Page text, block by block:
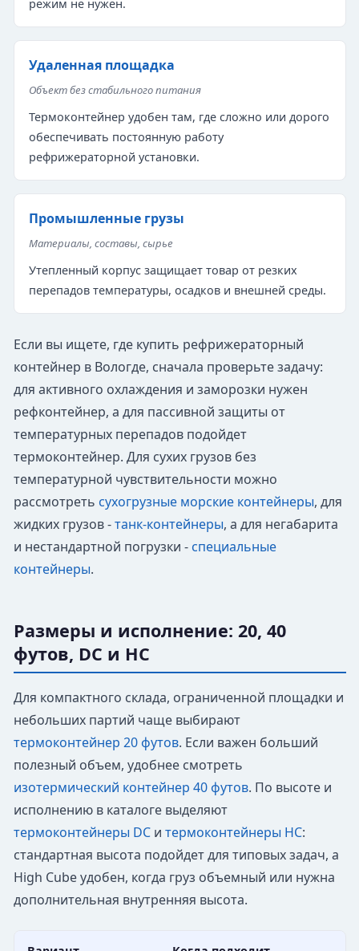
режим не нужен.
Удаленная площадка
Объект без стабильного питания
Термоконтейнер удобен там, где сложно или дорого
обеспечивать постоянную работу
рефрижераторной установки.
Промышленные грузы
Материалы, составы, сырье
Утепленный корпус защищает товар от резких
перепадов температуры, осадков и внешней среды.
Если вы ищете, где купить рефрижераторный
контейнер в Вологде, сначала проверьте задачу:
для активного охлаждения и заморозки нужен
рефконтейнер, а для пассивной защиты от
температурных перепадов подойдет
термоконтейнер. Для сухих грузов без
температурной чувствительности можно
рассмотреть сухогрузные морские контейнеры, для
жидких грузов -танк-контейнеры, а для негабарита
и нестандартной погрузки - специальные
контейнеры.
Размеры и исполнение: 20, 40
футов, DC и HC
Для компактного склада, ограниченной площадки и
небольших партий чаще выбирают
термоконтейнер 20 футов. Если важен больший
полезный объем, удобнее смотреть
изотермический контейнер 40 футов. По высоте и
исполнению в каталоге выделяют
термоконтейнеры DCи термоконтейнеры HC:
стандартная высота подойдет для типовых задач, а
High Cube удобен, когда груз объемный или нужна
дополнительная внутренняя высота.